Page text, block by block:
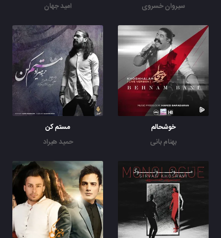
سیروان خسروی
امید جهان
خوشحالم
بهنام بانی
مستم کن
حمید هیراد